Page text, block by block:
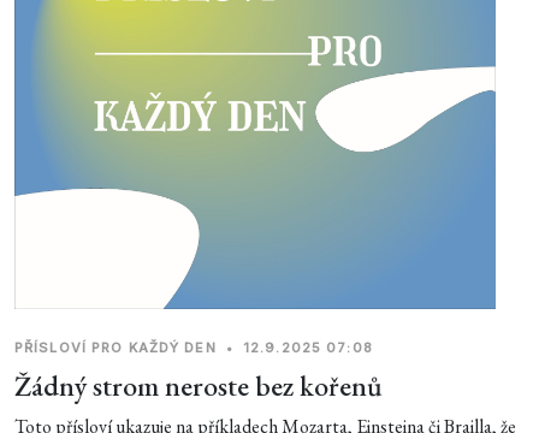
PŘÍSLOVÍ PRO KAŽDÝ DEN • 12.9.2025 07:08
Žádný strom neroste bez kořenů
Toto přísloví ukazuje na příkladech Mozarta, Einsteina či Brailla, že